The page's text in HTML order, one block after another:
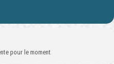
pour le moment